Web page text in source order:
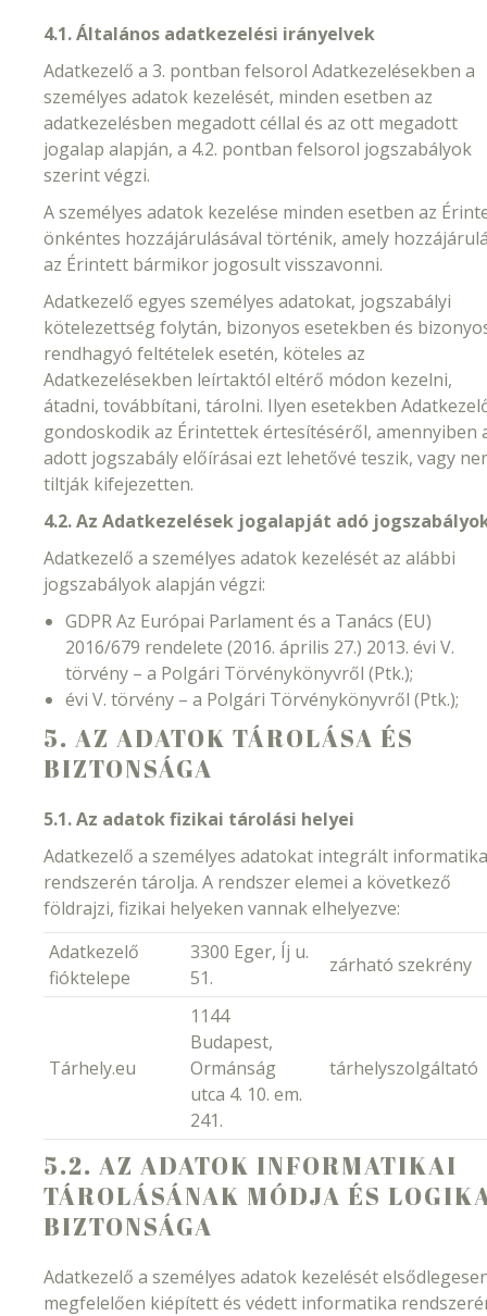
4.1. Általános adatkezelési irányelvek
Adatkezelő a 3. pontban felsorol Adatkezelésekben a
személyes adatok kezelését, minden esetben az
adatkezelésben megadott céllal és az ott megadott
jogalap alapján, a 4.2. pontban felsorol jogszabályok
szerint végzi.
A személyes adatok kezelése minden esetben az
önkéntes hozzájárulásával történik, amely
az Érintett bármikor jogosult visszavonni.
Adatkezelő egyes személyes adatokat, jogszabályi
kötelezettség folytán, bizonyos esetekben és
rendhagyó feltételek esetén, köteles az
Adatkezelésekben leírtaktól eltérő módon kezelni,
átadni, továbbítani, tárolni. Ilyen esetekben
gondoskodik az Érintettek értesítéséről, amennyiben
adott jogszabály előírásai ezt lehetővé teszik, vagy
tiltják kifejezetten.
4.2. Az Adatkezelések jogalapját adó
Adatkezelő a személyes adatok kezelését az alábbi
jogszabályok alapján végzi:
GDPR Az Európai Parlament és a Tanács (EU)
2016/679 rendelete (2016. április 27.) 2013. évi V.
törvény – a Polgári Törvénykönyvről (Ptk.);
évi V. törvény – a Polgári Törvénykönyvről (Ptk.);
5. AZ ADATOK TÁROLÁSA ÉS
BIZTONSÁGA
5.1. Az adatok fizikai tárolási helyei
Adatkezelő a személyes adatokat integrált
rendszerén tárolja. A rendszer elemei a következő
földrajzi, fizikai helyeken vannak elhelyezve:
Adatkezelő
fióktelepe
3300 Eger, Íj u.
51.
zárható szekrény
Tárhely.eu
1144
Budapest,
Ormánság
utca 4. 10. em.
241.
tárhelyszolgáltató
5.2. AZ ADATOK INFORMATIKAI
TÁROLÁSÁNAK MÓDJA ÉS
BIZTONSÁGA
Adatkezelő a személyes adatok kezelését
megfelelően kiépített és védett informatika